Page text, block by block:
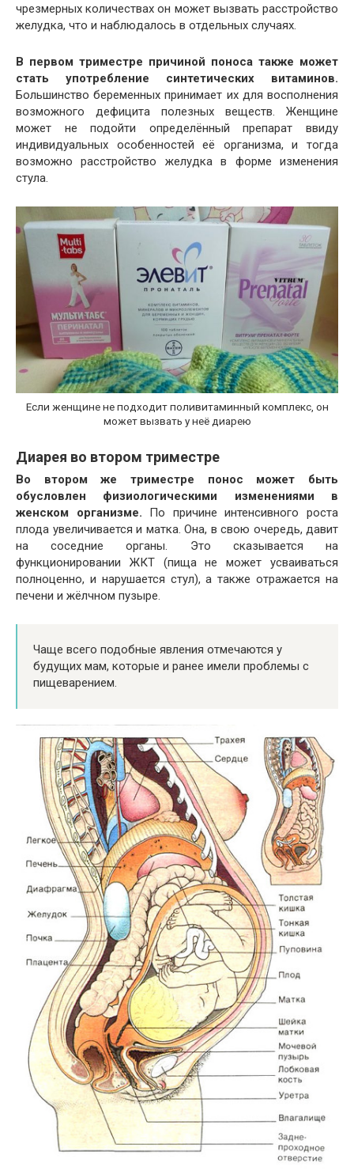
чрезмерных количествах он может вызвать расстройство
желудка, что и наблюдалось в отдельных случаях.
В первом триместре причиной поноса также может
стать употребление синтетических витаминов.
Большинство беременных принимает их для восполнения
возможного дефицита полезных веществ. Женщине
может не подойти определённый препарат ввиду
индивидуальных особенностей её организма, и тогда
возможно расстройство желудка в форме изменения
стула.
Если женщине не подходит поливитаминный комплекс, он
может вызвать у неё диарею
Диарея во втором триместре
Во втором же триместре понос может быть
обусловлен физиологическими изменениями в
женском организме. По причине интенсивного роста
плода увеличивается и матка. Она, в свою очередь, давит
на соседние органы. Это сказывается на
функционировании ЖКТ (пища не может усваиваться
полноценно, и нарушается стул), а также отражается на
печени и жёлчном пузыре.
Чаще всего подобные явления отмечаются у
будущих мам, которые и ранее имели проблемы с
пищеварением.